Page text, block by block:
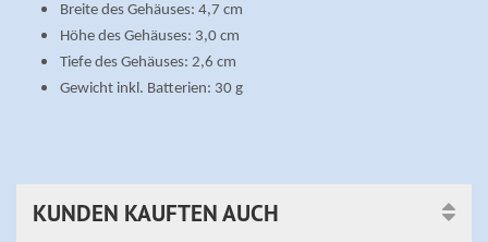
Breite des Gehäuses: 4,7 cm
Höhe des Gehäuses: 3,0 cm
Tiefe des Gehäuses: 2,6 cm
Gewicht inkl. Batterien: 30 g
KUNDEN KAUFTEN AUCH